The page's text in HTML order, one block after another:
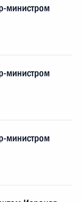
министром
министром
министром